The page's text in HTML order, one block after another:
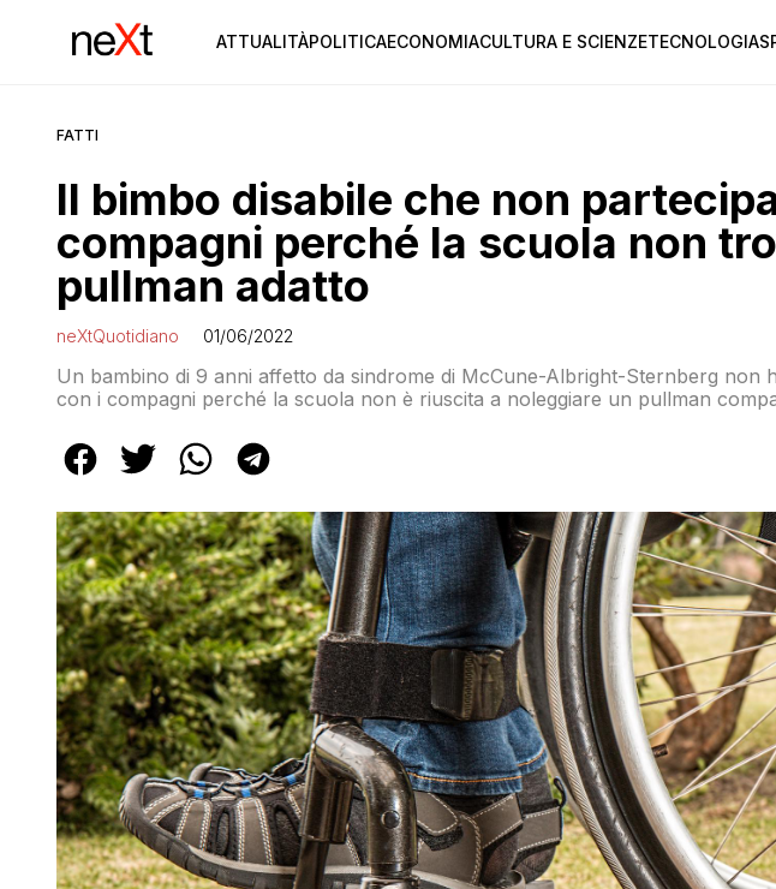
ATTUALITÀPOLITICAECONOMIACULTURA E SCIENZETECNOLOGIA
FATTI
Il bimbo disabile che non
compagni perché la scuola non
pullman adatto
neXtQuotidiano 01/06/2022
Un bambino di 9 anni affetto da sindrome di McCune-Albright-Sternberg non
con i compagni perché la scuola non è riuscita a noleggiare un pullman